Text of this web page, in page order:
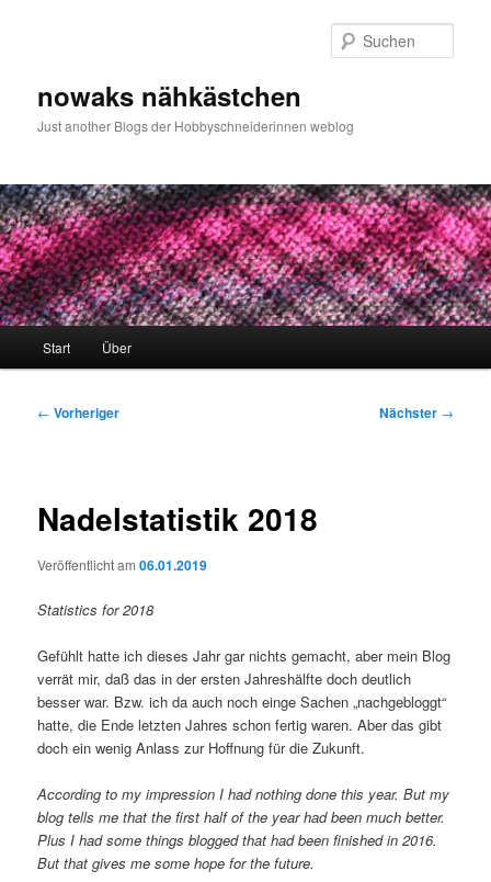
nowaks nähkästchen
Just another Blogs der Hobbyschneiderinnen weblog
Start Über
Beitragsnavigation
← Vorheriger Nächster →
Nadelstatistik 2018
Veröffentlicht am06.01.2019
Statistics for 2018
Gefühlt hatte ich dieses Jahr gar nichts gemacht, aber mein Blog
verrät mir, daß das in der ersten Jahreshälfte doch deutlich
besser war. Bzw. ich da auch noch einge Sachen „nachgebloggt“
hatte, die Ende letzten Jahres schon fertig waren. Aber das gibt
doch ein wenig Anlass zur Hoffnung für die Zukunft.
According to my impression I had nothing done this year. But my
blog tells me that the first half of the year had been much better.
Plus I had some things blogged that had been finished in 2016.
But that gives me some hope for the future.